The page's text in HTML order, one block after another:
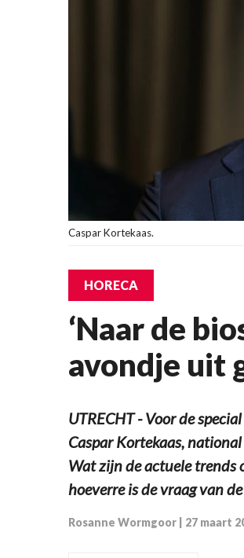
Caspar Kortekaas.
HORECA
‘Naar de
avondje uit
UTRECHT - Voor de
Caspar Kortekaas,
Wat zijn de actuele trends
hoeverre is de vraag van
Rosanne Wormgoor 27 maart